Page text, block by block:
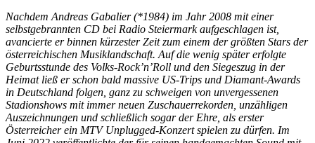
Nachdem Andreas Gabalier (*1984) im Jahr 2008 mit einer
selbstgebrannten CD bei Radio Steiermark aufgeschlagen ist,
avancierte er binnen kürzester Zeit zum einem der größten Stars der
österreichischen Musiklandschaft. Auf die wenig später erfolgte
Geburtsstunde des Volks-Rock’n’Roll und den Siegeszug in der
Heimat ließ er schon bald massive US-Trips und Diamant-Awards
in Deutschland folgen, ganz zu schweigen von unvergessenen
Stadionshows mit immer neuen Zuschauerrekorden, unzähligen
Auszeichnungen und schließlich sogar der Ehre, als erster
Österreicher ein MTV Unplugged-Konzert spielen zu dürfen. Im